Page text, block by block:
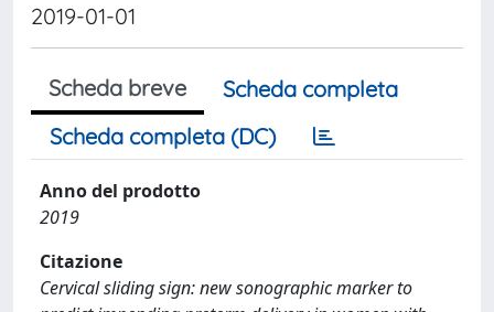
2019-01-01
Scheda breve
Scheda completa
Scheda completa (DC)
Anno del prodotto
2019
Citazione
Cervical sliding sign: new sonographic marker to